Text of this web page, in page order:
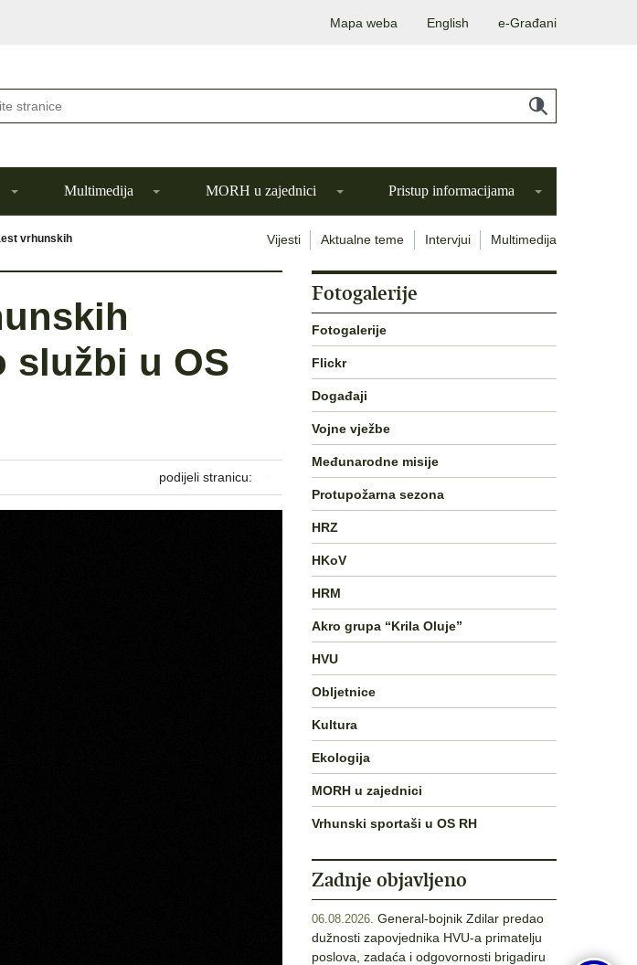
Mapa weba English e-Građani
Multimedija MORH u zajednici Pristup informacijama
vrhunskih
Vijesti Aktualne teme Intervjui Multimedija
službi u OS
podijeli stranicu:
Fotogalerije
Fotogalerije
Flickr
Događaji
Vojne vježbe
Međunarodne misije
Protupožarna sezona
HRZ
HKoV
HRM
Akro grupa “Krila Oluje”
HVU
Obljetnice
Kultura
Ekologija
MORH u zajednici
Vrhunski sportaši u OS RH
Zadnje objavljeno
06.08.2026. General-bojnik Zdilar predao
dužnosti zapovjednika HVU-a primatelju
poslova, zadaća i odgovornosti brigadiru